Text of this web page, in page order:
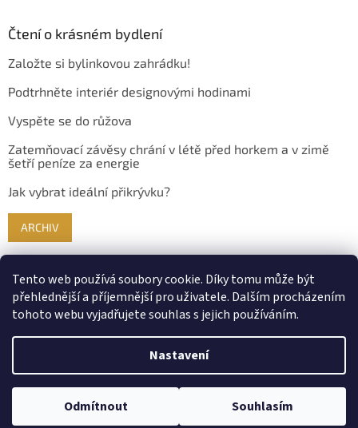
Tento web používá soubory cookie. Díky tomu může být
přehlednější a příjemnější pro uživatele. Dalším procházením
tohoto webu vyjadřujete souhlas s jejich používáním.
Nastavení
Odmítnout Souhlasím
Čtení o krásném bydlení
Založte si bylinkovou zahrádku!
Podtrhněte interiér designovými hodinami
Vyspěte se do růžova
Zatemňovací závěsy chrání v létě před horkem a v zimě
šetří peníze za energie
Jak vybrat ideální přikrývku?
ARCHIV
Vytvořil Shoptet
Copyright 2026Bydlimekrasne.cz . Všechna práva vyhrazena.